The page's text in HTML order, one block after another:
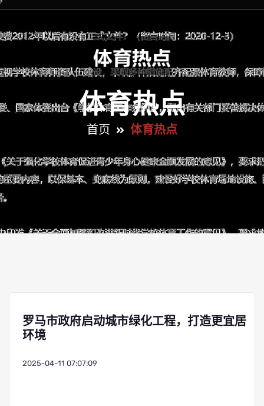
体育热点
首页 体育热点
罗马市政府启动城市绿化工程，打造更宜居
环境
2025-04-11 07:07:09